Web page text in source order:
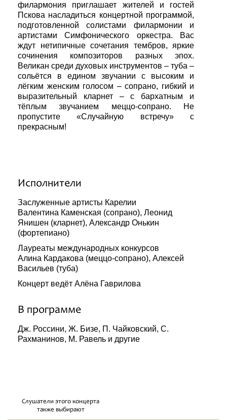
филармония приглашает жителей и гостей
Пскова насладиться концертной программой,
подготовленной солистами филармонии и
артистами Симфонического оркестра. Вас
ждут нетипичные сочетания тембров, яркие
сочинения композиторов разных эпох.
Великан среди духовых инструментов – туба –
сольётся в едином звучании с высоким и
лёгким женским голосом – сопрано, гибкий и
выразительный кларнет – с бархатным и
тёплым звучанием меццо-сопрано. Не
пропустите «Случайную встречу» с
прекрасным!
Исполнители
Заслуженные артисты Карелии
Валентина Каменская (сопрано), Леонид
Янишен (кларнет), Александр Онькин
(фортепиано)
Лауреаты международных конкурсов
Алина Кардакова (меццо-сопрано), Алексей
Васильев (туба)
Концерт ведёт Алёна Гаврилова
В программе
Дж. Россини, Ж. Бизе, П. Чайковский, С.
Рахманинов, М. Равель и другие
Слушатели этого концерта
также выбирают